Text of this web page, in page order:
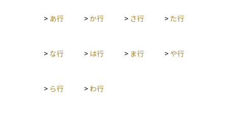
管理などの中核的な運用活動を担うため、高度な専門知識と経
験が求められます。このため、ファンドの運用成績は、マザー
け負担する販売手数料や、法定監査報酬などと異なり、信託報
後を受け取る設計が一般的で、アクティブ型ファンドでは1％
atio）や実質コストを比較し、長期保有ほど差が拡大する点に
留意して商品選択を行うことが重要です。
> あ行 >か行 > さ行 > た行
> な行 > は行 > ま行 > や行
> ら行 > わ行